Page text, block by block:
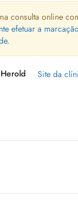
consulta online
efetuar a
Site da